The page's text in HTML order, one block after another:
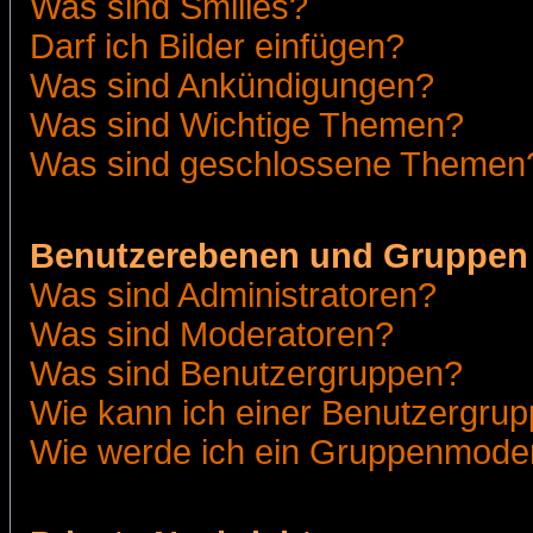
Darf ich Bilder einfügen?
Was sind Ankündigungen?
Was sind Wichtige Themen?
Was sind geschlossene
Benutzerebenen und Gruppen
Was sind Administratoren?
Was sind Moderatoren?
Was sind Benutzergruppen?
Wie kann ich einer
Wie werde ich ein